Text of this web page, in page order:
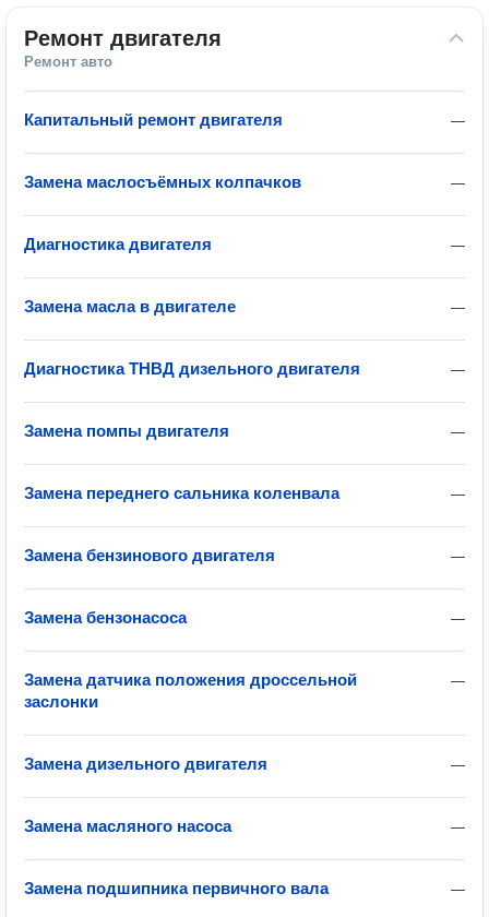
Ремонт двигателя
Ремонт авто
—
Капитальный ремонт двигателя
—
Замена маслосъёмных колпачков
—
Диагностика двигателя
—
Замена масла в двигателе
—
Диагностика ТНВД дизельного двигателя
—
Замена помпы двигателя
—
Замена переднего сальника коленвала
—
Замена бензинового двигателя
—
Замена бензонасоса
—
Замена датчика положения дроссельной
заслонки
—
Замена дизельного двигателя
—
Замена масляного насоса
—
Замена подшипника первичного вала